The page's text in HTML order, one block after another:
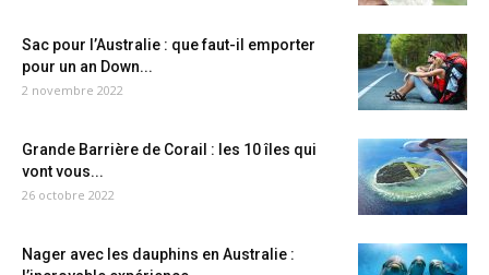
Sac pour l’Australie : que faut-il emporter
pour un an Down...
2 novembre 2022
Grande Barrière de Corail : les 10 îles qui
vont vous...
26 octobre 2022
Nager avec les dauphins en Australie :